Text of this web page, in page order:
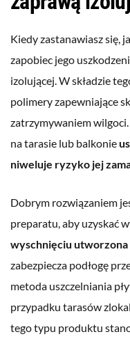
Kiedy zastanawiasz się,
zapobiec jego
izolującej. W składzie
polimery zapewniające
zatrzymywaniem
na tarasie lub balkonie
niweluje ryzyko jej
Dobrym rozwiązaniem
preparatu, aby uzyskać
wyschnięciu utworzona
zabezpiecza podłogę
metoda uszczelniania
przypadku tarasów
tego typu produktu